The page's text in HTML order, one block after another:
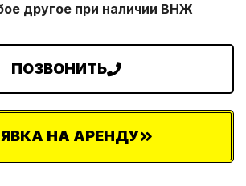
другое при наличии ВНЖ
ПОЗВОНИТЬ
НА АРЕНДУ